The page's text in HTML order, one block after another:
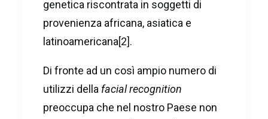
genetica riscontrata in soggetti di
provenienza africana, asiatica e
latinoamericana[2].
Di fronte ad un così ampio numero di
utilizzi della facial recognition
preoccupa che nel nostro Paese non